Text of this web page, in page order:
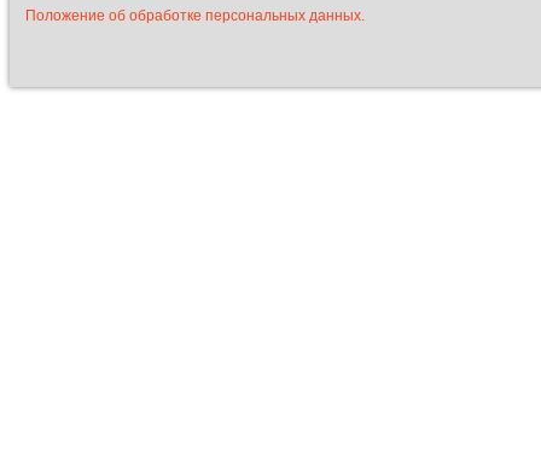
Положение об обработке персональных данных.